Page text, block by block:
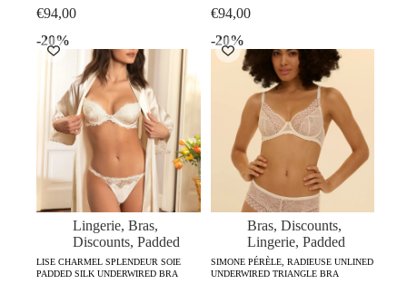
€94,00 €94,00
-20%
Lingerie, Bras,
Discounts, Padded
LISE CHARMEL SPLENDEUR SOIE
PADDED SILK UNDERWIRED BRA
-20%
Bras, Discounts,
Lingerie, Padded
SIMONE PÉRÈLE, RADIEUSE UNLINED
UNDERWIRED TRIANGLE BRA